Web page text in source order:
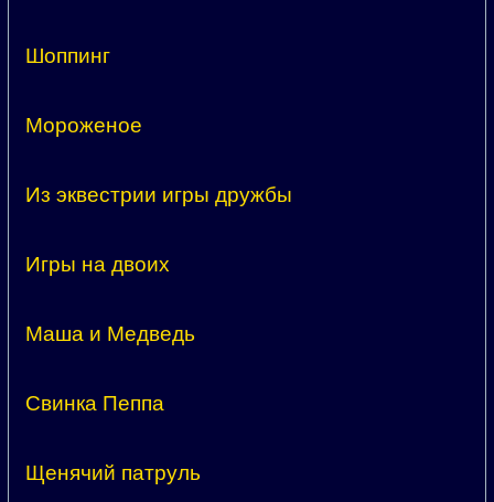
Шоппинг
Мороженое
Из эквестрии игры дружбы
Игры на двоих
Маша и Медведь
Свинка Пеппа
Щенячий патруль